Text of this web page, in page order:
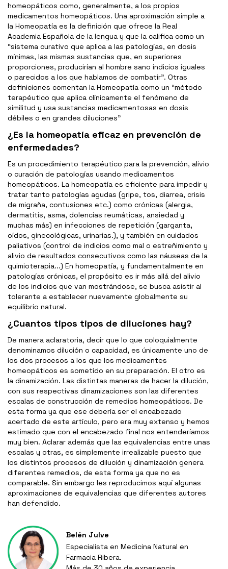
homeopáticos como, generalmente, a los propios
medicamentos homeopáticos. Una aproximación simple a
la Homeopatía es la definición que ofrece la Real
Academia Española de la lengua y que la califica como un
“sistema curativo que aplica a las patologías, en dosis
mínimas, las mismas sustancias que, en superiores
proporciones, producirían al hombre sano indicios iguales
o parecidos a los que hablamos de combatir”. Otras
definiciones comentan la Homeopatía como un “método
terapéutico que aplica clínicamente el fenómeno de
similitud y usa sustancias medicamentosas en dosis
débiles o en grandes diluciones”
¿Es la homeopatía eficaz en prevención de
enfermedades?
Es un procedimiento terapéutico para la prevención, alivio
o curación de patologías usando medicamentos
homeopáticos. La homeopatía es eficiente para impedir y
tratar tanto patologías agudas (gripe, tos, diarrea, crisis
de migraña, contusiones etc.) como crónicas (alergia,
dermatitis, asma, dolencias reumáticas, ansiedad y
muchas más) en infecciones de repetición (garganta,
oídos, ginecológicas, urinarias.), y también en cuidados
paliativos (control de indicios como mal o estreñimiento y
alivio de resultados consecutivos como las náuseas de la
quimioterapia...) En homeopatía, y fundamentalmente en
patologías crónicas, el propósito es ir más allá del alivio
de los indicios que van mostrándose, se busca asistir al
tolerante a establecer nuevamente globalmente su
equilibrio natural.
¿Cuantos tipos tipos de diluciones hay?
De manera aclaratoria, decir que lo que coloquialmente
denominamos dilución o capacidad, es únicamente uno de
los dos procesos a los que los medicamentes
homeopáticos es sometido en su preparación. El otro es
la dinamización. Las distintas maneras de hacer la dilución,
con sus respectivas dinamizaciones son las diferentes
escalas de construcción de remedios homeopáticos. De
esta forma ya que ese debería ser el encabezado
acertado de este artículo, pero era muy extenso y hemos
estimado que con el encabezado final nos entenderíamos
muy bien. Aclarar además que las equivalencias entre unas
escalas y otras, es simplemente irrealizable puesto que
los distintos procesos de dilución y dinamización genera
diferentes remedios, de esta forma ya que no es
comparable. Sin embargo les reproducimos aquí algunas
aproximaciones de equivalencias que diferentes autores
han defendido.
Belén Julve
Especialista en Medicina Natural en
Farmacia Ribera.